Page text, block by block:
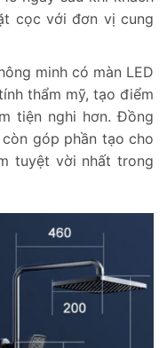
cọc với đơn vị cung
minh có màn LED
thẩm mỹ, tạo điểm
tiện nghi hơn. Đồng
góp phần tạo cho
tuyệt vời nhất trong